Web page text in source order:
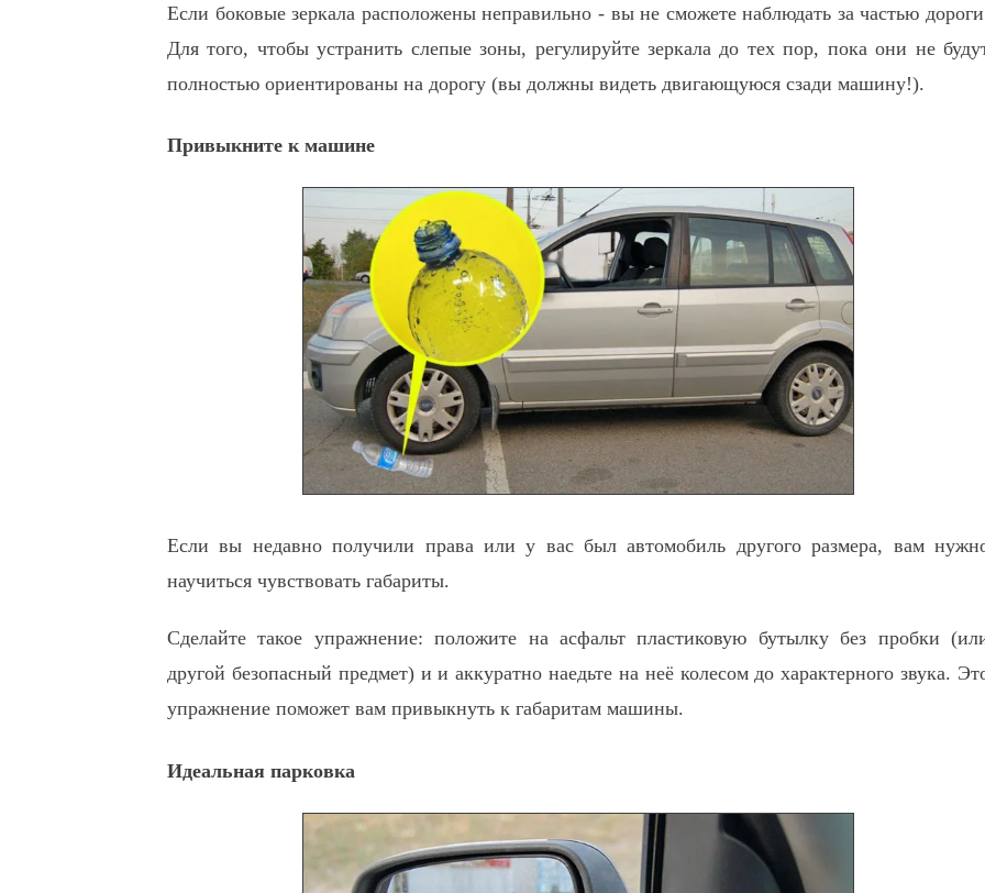
Если боковые зеркала расположены неправильно - вы не сможете наблюдать за частью
Для того, чтобы устранить слепые зоны, регулируйте зеркала до тех пор, пока они не
полностью ориентированы на дорогу (вы должны видеть двигающуюся сзади машину!).
Привыкните к машине
Если вы недавно получили права или у вас был автомобиль другого размера, вам
научиться чувствовать габариты.
Сделайте такое упражнение: положите на асфальт пластиковую бутылку без пробки
другой безопасный предмет) и и аккуратно наедьте на неё колесом до характерного звука.
упражнение поможет вам привыкнуть к габаритам машины.
Идеальная парковка